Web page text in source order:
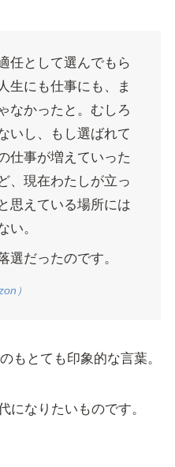
任として選んでもら
生にも仕事にも、ま
なかったと。むしろ
いし、もし選ばれて
仕事が増えていった
、現在わたしが立っ
思えている場所には
い。
選だったのです。
）
もとても印象的な言葉。
になりたいものです。